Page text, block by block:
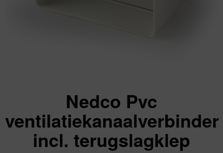
Nedco Pvc
ventilatiekanaalverbinder
incl. terugslagklep